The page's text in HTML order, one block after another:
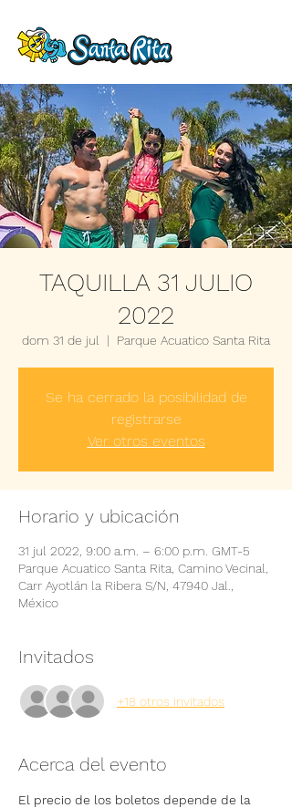
TAQUILLA 31 JULIO
2022
dom 31 de jul
  |
Parque Acuatico Santa Rita
Se ha cerrado la posibilidad de
registrarse
Ver otros eventos
Horario y ubicación
31 jul 2022, 9:00 a.m. – 6:00 p.m. GMT-5
Parque Acuatico Santa Rita, Camino Vecinal,
Carr Ayotlán la Ribera S/N, 47940 Jal.,
México
Invitados
+18 otros invitados
Acerca del evento
El precio de los boletos depende de la